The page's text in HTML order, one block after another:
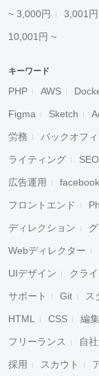
~ 3,000円 3,001
10,001円 ~
キーワード
PHP AWS
Figma Sketch
労務 バックオフィ
ライティング SEO
広告運用 facebook
フロントエンド
ディレクション
Webディレクター
UIデザイン クラ
サポート Git ス
HTML CSS 編集
フリーランス 自
採用 スカウト